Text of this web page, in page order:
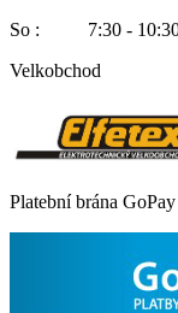
So : 7:30 -
Velkobchod
Platební brána GoPay